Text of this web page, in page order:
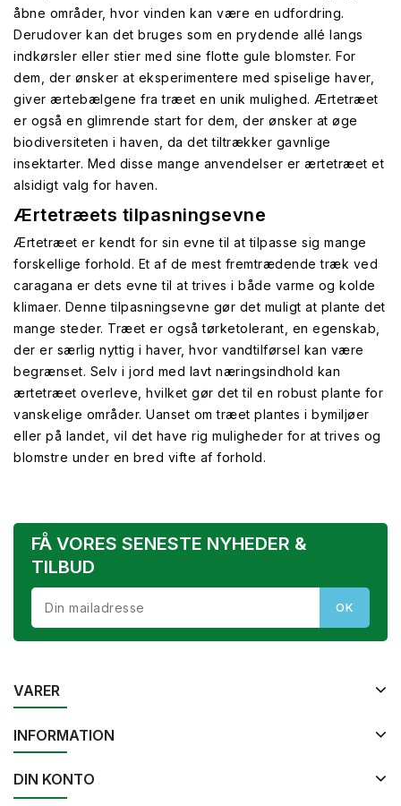
åbne områder, hvor vinden kan være en udfordring.
Derudover kan det bruges som en prydende allé langs
indkørsler eller stier med sine flotte gule blomster. For
dem, der ønsker at eksperimentere med spiselige haver,
giver ærtebælgene fra træet en unik mulighed. Ærtetræet
er også en glimrende start for dem, der ønsker at øge
biodiversiteten i haven, da det tiltrækker gavnlige
insektarter. Med disse mange anvendelser er ærtetræet et
alsidigt valg for haven.
Ærtetræets tilpasningsevne
Ærtetræet er kendt for sin evne til at tilpasse sig mange
forskellige forhold. Et af de mest fremtrædende træk ved
caragana er dets evne til at trives i både varme og kolde
klimaer. Denne tilpasningsevne gør det muligt at plante det
mange steder. Træet er også tørketolerant, en egenskab,
der er særlig nyttig i haver, hvor vandtilførsel kan være
begrænset. Selv i jord med lavt næringsindhold kan
ærtetræet overleve, hvilket gør det til en robust plante for
vanskelige områder. Uanset om træet plantes i bymiljøer
eller på landet, vil det have rig muligheder for at trives og
blomstre under en bred vifte af forhold.
FÅ VORES SENESTE NYHEDER &
TILBUD
VARER
INFORMATION
DIN KONTO